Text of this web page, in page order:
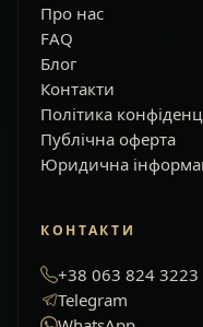
Про нас
FAQ
Блог
Контакти
Політика
Публічна оферта
Юридична
КОНТАКТИ
+38 063 824 3223
Telegram